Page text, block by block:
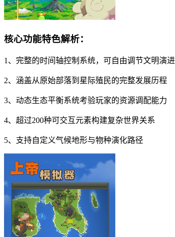
核心功能特色解析：
1、完整的时间轴控制系统，可自由调节文明演
2、涵盖从原始部落到星际殖民的完整发展历程
3、动态生态平衡系统考验玩家的资源调配能力
4、超过200种可交互元素构建复杂世界关系
5、支持自定义气候地形与物种演化路径